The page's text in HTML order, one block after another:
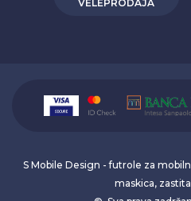
VELEPRODAJA
S Mobile Design - futrole za
maskica,